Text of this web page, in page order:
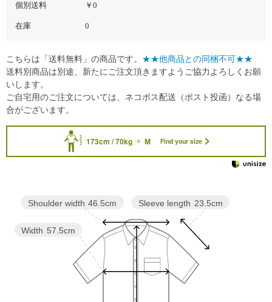
個別送料 ￥0
在庫 0
173cm / 70kg M Find your size
Sleeve length 23.5cm
Width 57.5cm
Shoulder width 46.5cm
こちらは「送料無料」の商品です。 ★★他商品との同梱不可★★
送料別商品は別途、新たにご注文頂きますようご協力よろしくお願
いします。
ご自宅用のご注文については、ネコポス配送（ポスト投函）なる場
合がございます。